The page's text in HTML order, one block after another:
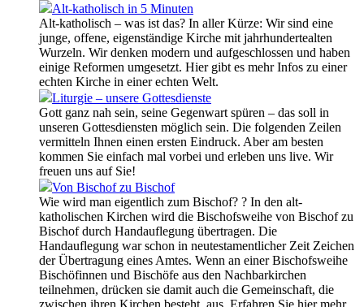
Alt-katholisch in 5 Minuten
Alt-katholisch – was ist das? In aller Kürze: Wir sind eine
junge, offene, eigenständige Kirche mit jahrhundertealten
Wurzeln. Wir denken modern und aufgeschlossen und haben
einige Reformen umgesetzt. Hier gibt es mehr Infos zu einer
echten Kirche in einer echten Welt.
Liturgie – unsere Gottesdienste
Gott ganz nah sein, seine Gegenwart spüren – das soll in
unseren Gottesdiensten möglich sein. Die folgenden Zeilen
vermitteln Ihnen einen ersten Eindruck. Aber am besten
kommen Sie einfach mal vorbei und erleben uns live. Wir
freuen uns auf Sie!
Von Bischof zu Bischof
Wie wird man eigentlich zum Bischof? ? In den alt-
katholischen Kirchen wird die Bischofsweihe von Bischof zu
Bischof durch Handauflegung übertragen. Die
Handauflegung war schon in neutestamentlicher Zeit Zeichen
der Übertragung eines Amtes. Wenn an einer Bischofsweihe
Bischöfinnen und Bischöfe aus den Nachbarkirchen
teilnehmen, drücken sie damit auch die Gemeinschaft, die
zwischen ihren Kirchen besteht, aus. Erfahren Sie hier mehr